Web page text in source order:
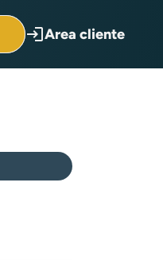
loginArea cliente